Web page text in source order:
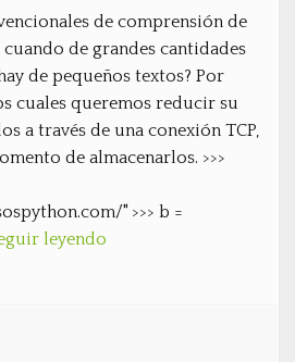
de comprensión de
de grandes cantidades
de pequeños textos? Por
cuales queremos reducir su
a través de una conexión TCP,
de almacenarlos. >>>
" >>> b =
leyendo